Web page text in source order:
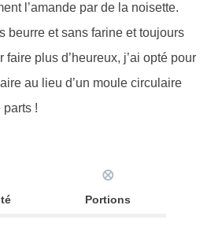
l’amande par de la noisette.
beurre et sans farine et toujours
faire plus d’heureux, j’ai opté pour
au lieu d’un moule circulaire
!
⨂
Portions